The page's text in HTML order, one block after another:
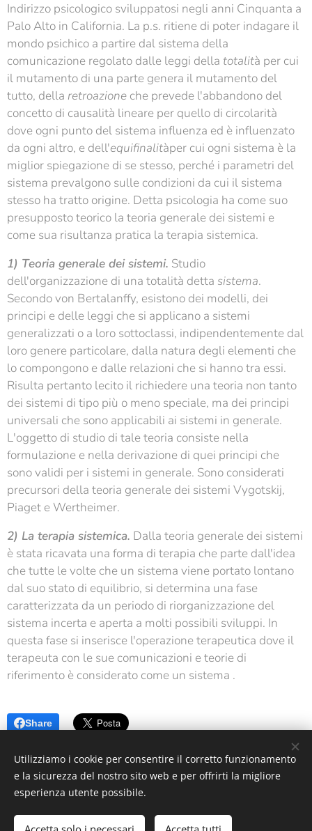
Indirizzo psicologico sviluppatosi negli anni Cinquanta a
Palo Alto in California. La p.s. ritiene di poter indagare il
mondo psichico a partire dal sistema della
comunicazione regolato dalle leggi della totalità per cui
il mutamento di una parte genera il mutamento del
tutto, della retroazione che prevede l'abbandono del
concetto di causalità lineare per quello di circolarità
dove ogni punto del sistema influenza ed è influenzato
da ogni altro, e dell'equifinalitàper cui ogni sistema è la
miglior spiegazione di se stesso, perché i parametri del
sistema prevalgono sulle condizioni da cui il sistema
stesso ha tratto origine. Detta psicologia ha come suo
presupposto teorico la teoria generale dei sistemi e
come sua risultanza pratica la terapia sistemica.
1) Teoria generale dei sistemi. Studio
dell'organizzazione di una totalità detta sistema.
Secondo von Bertalanffy, esistono dei modelli, dei
principi e delle leggi che si applicano a sistemi
generalizzati o a loro sottoclassi, indipendentemente dal
loro genere particolare, dalla natura degli elementi che
lo compongono e dalle relazioni che si hanno tra essi.
Risulta pertanto lecito il richiedere una teoria non tanto
dei sistemi di tipo più o meno speciale, ma dei principi
universali che sono applicabili ai sistemi in generale.
L'oggetto di studio di tale teoria consiste nella
formulazione e nella derivazione di quei principi che
sono validi per i sistemi in generale. Sono considerati
precursori della teoria generale dei sistemi Vygotskij,
Piaget e Wertheimer.
2) La terapia sistemica. Dalla teoria generale dei sistemi
è stata ricavata una forma di terapia che parte dall'idea
che tutte le volte che un sistema viene portato lontano
dal suo stato di equilibrio, si determina una fase
caratterizzata da un periodo di riorganizzazione del
sistema incerta e aperta a molti possibili sviluppi. In
questa fase si inserisce l'operazione terapeutica dove il
terapeuta con le sue comunicazioni e teorie di
riferimento è considerato come un sistema .
Share
Studio di psicologia e psicoterapia della dott.ssa Martina Spallino
Utilizziamo i cookie per consentire il corretto funzionamento
e la sicurezza del nostro sito web e per offrirti la migliore
esperienza utente possibile.